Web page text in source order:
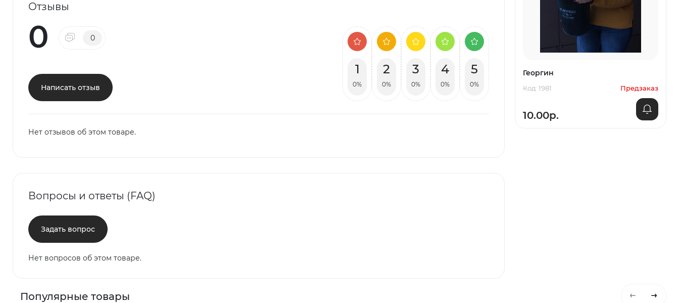
Отзывы
0 0
Написать отзыв
1
0%
2
0%
3
0%
4
0%
5
0%
Нет отзывов об этом товаре.
Вопросы и ответы (FAQ)
Задать вопрос
Нет вопросов об этом товаре.
Георгин
Код: 1981 Предзаказ
10.00р.
Популярные товары